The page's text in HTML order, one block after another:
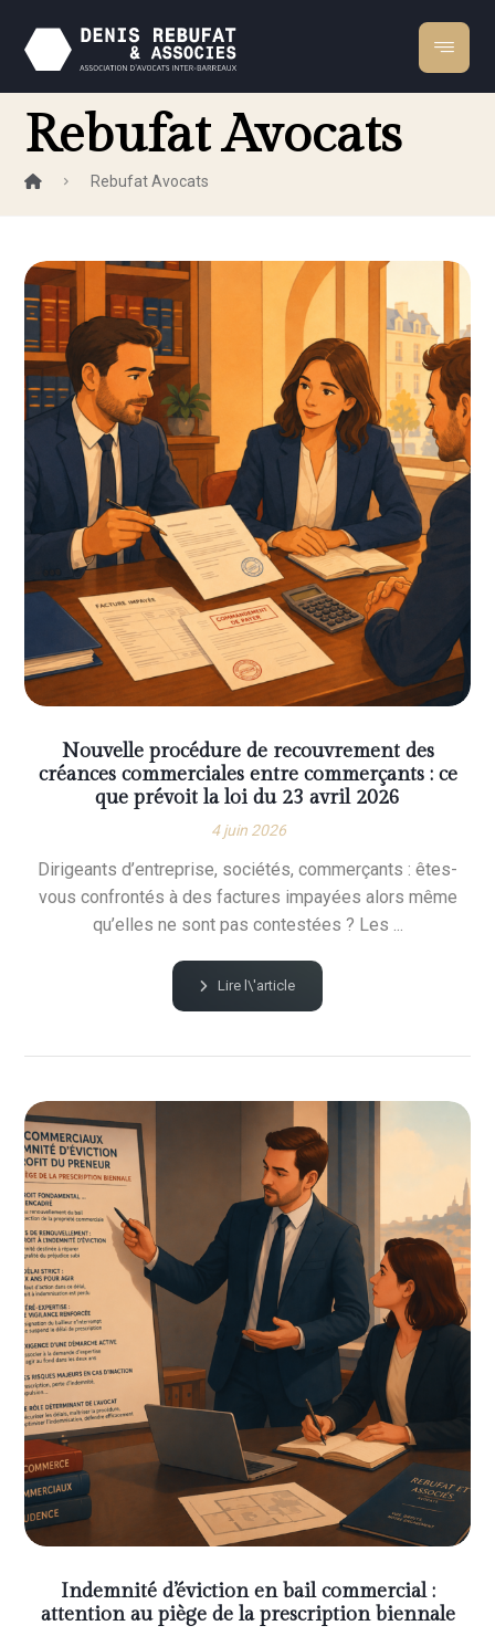
Rebufat Avocats
Rebufat Avocats
Nouvelle procédure de recouvrement des
créances commerciales entre commerçants : ce
que prévoit la loi du 23 avril 2026
4 juin 2026
Dirigeants d’entreprise, sociétés, commerçants : êtes-
vous confrontés à des factures impayées alors même
qu’elles ne sont pas contestées ? Les ...
Lire l\'article
Indemnité d’éviction en bail commercial :
attention au piège de la prescription biennale